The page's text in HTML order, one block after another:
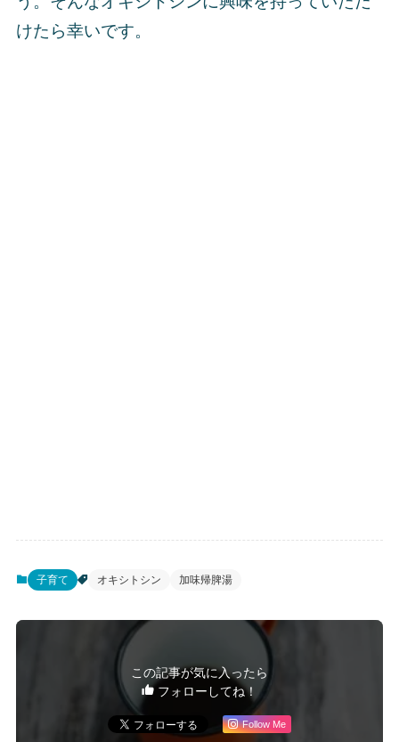
けたら幸いです。
子育て オキシトシン 加味帰脾湯
この記事が気に入ったら
フォローしてね！
Follow Me